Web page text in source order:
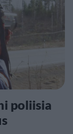
poliisia